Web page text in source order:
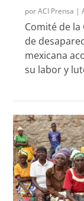
porACI Prensa |
Comité de la
de
mexicana
su labor y